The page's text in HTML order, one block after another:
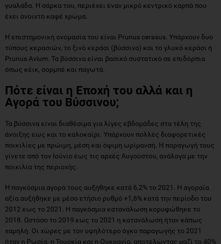
γυαλάδα. Η σάρκα του, περιέχει έναν μικρό κεντρικό καρπό που
έχει ανοιχτό καφέ χρώμα.
Η επιστημονική ονομασία του είναι Prunus cerasus. Υπάρχουν δυο
τύπους κερασιών, το ξινό κεράσι (βύσσινο) και το γλυκό κεράσι ή
Prunus Avium. Τα βύσσινα είναι βασικό συστατικό σε επιδόρπια
όπως κέικ, σορμπέ και παγωτά.
Πότε είναι η Eποχή του αλλά και η
Aγορά του Βύσσινου;
Τα βύσσινα είναι διαθέσιμα για λίγες εβδομάδες στα τέλη της
άνοιξης εως και το καλοκαίρι. Υπάρχουν πολλές διαφορετικές
ποικιλίες με πρώιμη, μέση και όψιμη ωρίμανσή. Η παραγωγή τους
γίνετε από τον Ιούνιο έως τις αρχές Αυγούστου, ανάλογα με την
ποικιλία της περιοχής.
Η παγκόσμια αγορά τους αυξήθηκε κατά 6,2% το 2021. Η αγοραία
αξία αυξήθηκε με μέσο ετήσιο ρυθμό +1,6% κατά την περίοδο του
2012 εως το 2021. Η παγκόσμια κατανάλωση κορυφώθηκε το
2018. Ωστόσο το 2019 εως το 2021 η κατανάλωση ήταν κάπως
χαμηλή. Οι χώρες με τον υψηλότερο όγκο παραγωγής το 2021
ήταν η Ρωσία, η Τουρκία και η Ουκρανία, αποτελώντας μαζί το 40%